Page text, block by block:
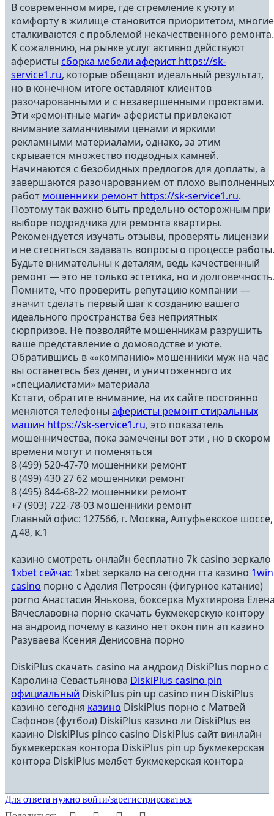
В современном мире, где стремление к уюту и
комфорту в жилище становится приоритетом, многие
сталкиваются с проблемой некачественного ремонта.
К сожалению, на рынке услуг активно действуют
аферисты сборка мебели аферист https://sk-
service1.ru, которые обещают идеальный результат,
но в конечном итоге оставляют клиентов
разочарованными и с незавершёнными проектами.
Эти «ремонтные маги» аферисты привлекают
внимание заманчивыми ценами и яркими
рекламными материалами, однако, за этим
скрывается множество подводных камней.
Начинаются с безобидных предлогов для доплаты, а
завершаются разочарованием от плохо выполненных
работ мошенники ремонт https://sk-service1.ru.
Поэтому так важно быть предельно осторожным при
выборе подрядчика для ремонта квартиры.
Рекомендуется изучать отзывы, проверять лицензии
и не стесняться задавать вопросы о процессе работы.
Будьте внимательны к деталям, ведь качественный
ремонт — это не только эстетика, но и
Помните, что проверить репутацию компании —
значит сделать первый шаг к созданию вашего
идеального пространства без неприятных
сюрпризов. Не позволяйте мошенникам разрушить
ваше представление о домоводстве и уюте.
Обратившись в ««компанию» мошенники муж на час
вы останетесь без денег, и уничтоженного их
«специалистами» материала
Кстати, обратите внимание, на их сайте постоянно
меняются телефоны аферисты ремонт стиральных
машин https://sk-service1.ru, это показатель
мошенничества, пока замечены вот эти , но в скором
времени могут и поменяться
8 (499) 520-47-70 мошенники ремонт
8 (499) 430 27 62 мошенники ремонт
8 (495) 844-68-22 мошенники ремонт
+7 (903) 722-78-03 мошенники ремонт
Главный офис: 127566, г. Москва, Алтуфьевское шоссе,
д.48, к.1
казино смотреть онлайн бесплатно 7k casino зеркало
1xbet сейчас 1xbet зеркало на сегодня гта казино 1win
casino порно с Аделия Петросян (фигурное катание)
porno Анастасия Янькова, боксерка Мухтиярова
Вячеславовна порно скачать букмекерскую контору
на андроид почему в казино нет окон пин ап казино
Разуваева Ксения Денисовна порно
DiskiPlus скачать casino на андроид DiskiPlus порно с
Каролина Севастьянова DiskiPlus casino pin
официальный DiskiPlus pin up casino пин DiskiPlus
казино сегодня казино DiskiPlus порно с Матвей
Сафонов (футбол) DiskiPlus казино ли DiskiPlus ев
казино DiskiPlus pinco casino DiskiPlus сайт винлайн
букмекерская контора DiskiPlus pin up букмекерская
контора DiskiPlus мелбет букмекерская контора
Для ответа нужно войти/зарегистрироваться